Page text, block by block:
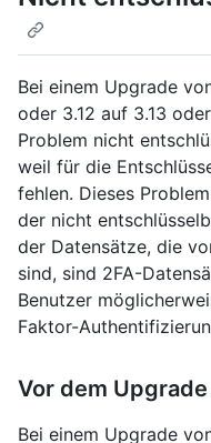
Bei einem Upgrade
oder 3.12 auf 3.13
Problem nicht
weil für die
fehlen. Dieses
der nicht
der Datensätze, die
sind, sind 2FA-
Benutzer
Faktor-
Vor dem Upgrade
Bei einem Upgrade